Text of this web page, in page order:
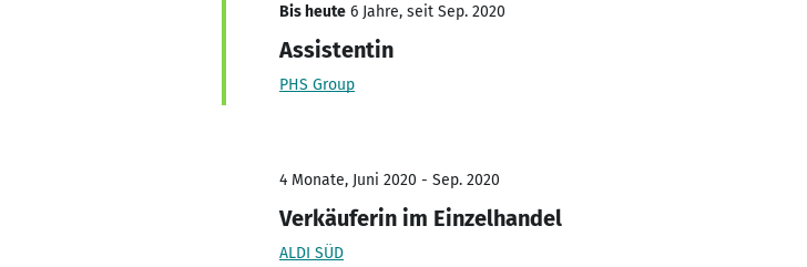
Bis heute 6 Jahre, seit Sep. 2020
Assistentin
PHS Group
4 Monate, Juni 2020 - Sep. 2020
Verkäuferin im Einzelhandel
ALDI SÜD